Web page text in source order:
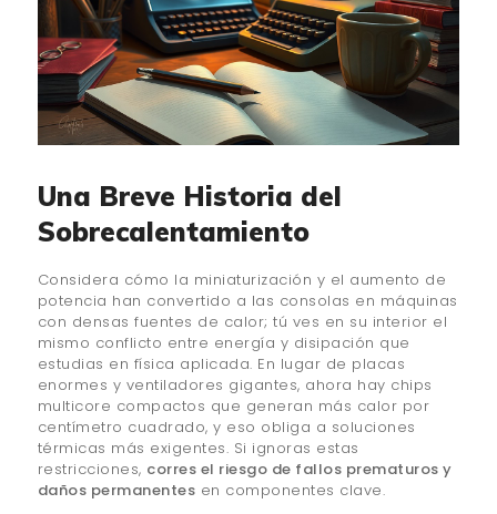
Una Breve Historia del
Sobrecalentamiento
Considera cómo la miniaturización y el aumento de
potencia han convertido a las consolas en máquinas
con densas fuentes de calor; tú ves en su interior el
mismo conflicto entre energía y disipación que
estudias en física aplicada. En lugar de placas
enormes y ventiladores gigantes, ahora hay chips
multicore compactos que generan más calor por
centímetro cuadrado, y eso obliga a soluciones
térmicas más exigentes. Si ignoras estas
restricciones, corres el riesgo de fallos prematuros y
daños permanentes en componentes clave.